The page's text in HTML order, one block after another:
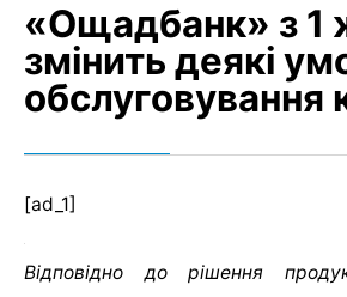
«Ощадбанк» з 1
змінить деякі
обслуговування
[ad_1]
Відповідно до рішення